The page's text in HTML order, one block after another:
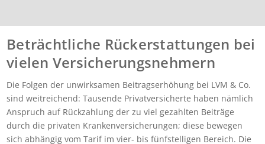
Beträchtliche Rückerstattungen bei
vielen Versicherungsnehmern
Die Folgen der unwirksamen Beitragserhöhung bei LVM & Co.
sind weitreichend: Tausende Privatversicherte haben nämlich
Anspruch auf Rückzahlung der zu viel gezahlten Beiträge
durch die privaten Krankenversicherungen; diese bewegen
sich abhängig vom Tarif im vier- bis fünfstelligen Bereich. Die